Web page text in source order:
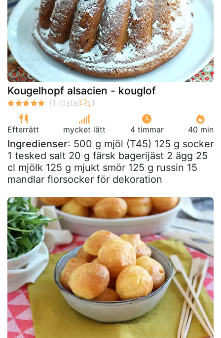
Kougelhopf alsacien - kouglof
Efterrätt mycket lätt 4 timmar 40 min
Ingredienser: 500 g mjöl (T45) 125 g socker
1 tesked salt 20 g färsk bagerijäst 2 ägg 25
cl mjölk 125 g mjukt smör 125 g russin 15
mandlar florsocker för dekoration